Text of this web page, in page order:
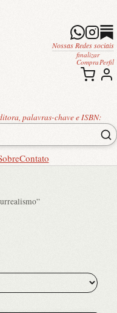
palavras-chave e ISBN:
Contato
Nossas Redes sociais
finalizar
Compra Perfil